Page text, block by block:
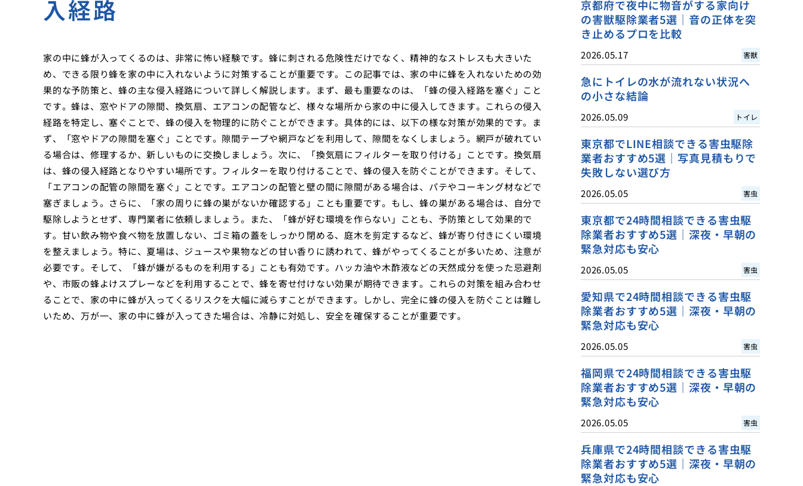
入経路
家の中に蜂が入ってくるのは、非常に怖い経験です。蜂に刺される危険性だけでなく、精神的なストレスも大きいた
め、できる限り蜂を家の中に入れないように対策することが重要です。この記事では、家の中に蜂を入れないための効
果的な予防策と、蜂の主な侵入経路について詳しく解説します。まず、最も重要なのは、「蜂の侵入経路を塞ぐ」こと
です。蜂は、窓やドアの隙間、換気扇、エアコンの配管など、様々な場所から家の中に侵入してきます。これらの侵入
経路を特定し、塞ぐことで、蜂の侵入を物理的に防ぐことができます。具体的には、以下の様な対策が効果的です。ま
ず、「窓やドアの隙間を塞ぐ」ことです。隙間テープや網戸などを利用して、隙間をなくしましょう。網戸が破れてい
る場合は、修理するか、新しいものに交換しましょう。次に、「換気扇にフィルターを取り付ける」ことです。換気扇
は、蜂の侵入経路となりやすい場所です。フィルターを取り付けることで、蜂の侵入を防ぐことができます。そして、
「エアコンの配管の隙間を塞ぐ」ことです。エアコンの配管と壁の間に隙間がある場合は、パテやコーキング材などで
塞ぎましょう。さらに、「家の周りに蜂の巣がないか確認する」ことも重要です。もし、蜂の巣がある場合は、自分で
駆除しようとせず、専門業者に依頼しましょう。また、「蜂が好む環境を作らない」ことも、予防策として効果的で
す。甘い飲み物や食べ物を放置しない、ゴミ箱の蓋をしっかり閉める、庭木を剪定するなど、蜂が寄り付きにくい環境
を整えましょう。特に、夏場は、ジュースや果物などの甘い香りに誘われて、蜂がやってくることが多いため、注意が
必要です。そして、「蜂が嫌がるものを利用する」ことも有効です。ハッカ油や木酢液などの天然成分を使った忌避剤
や、市販の蜂よけスプレーなどを利用することで、蜂を寄せ付けない効果が期待できます。これらの対策を組み合わせ
ることで、家の中に蜂が入ってくるリスクを大幅に減らすことができます。しかし、完全に蜂の侵入を防ぐことは難し
いため、万が一、家の中に蜂が入ってきた場合は、冷静に対処し、安全を確保することが重要です。
京都府で夜中に物音がする家向け
の害獣駆除業者5選｜音の正体を突
き止めるプロを比較
2026.05.17 害獣
急にトイレの水が流れない状況へ
の小さな結論
2026.05.09 トイレ
東京都でLINE相談できる害虫駆除
業者おすすめ5選｜写真見積もりで
失敗しない選び方
2026.05.05 害虫
東京都で24時間相談できる害虫駆
除業者おすすめ5選｜深夜・早朝の
緊急対応も安心
2026.05.05 害虫
愛知県で24時間相談できる害虫駆
除業者おすすめ5選｜深夜・早朝の
緊急対応も安心
2026.05.05 害虫
福岡県で24時間相談できる害虫駆
除業者おすすめ5選｜深夜・早朝の
緊急対応も安心
2026.05.05 害虫
兵庫県で24時間相談できる害虫駆
除業者おすすめ5選｜深夜・早朝の
緊急対応も安心